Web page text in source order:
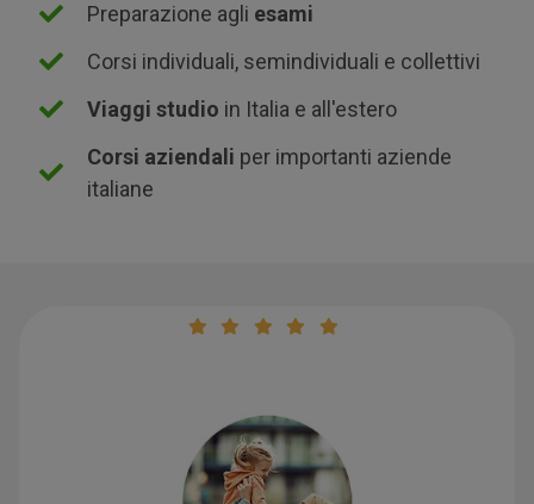
Preparazione agli esami
Corsi individuali, semindividuali e collettivi
Viaggi studio in Italia e all'estero
Corsi aziendali per importanti aziende
italiane